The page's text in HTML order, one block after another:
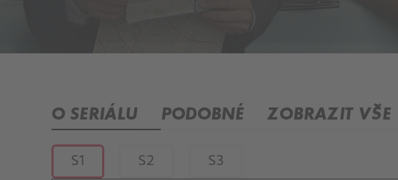
O SERIÁLU PODOBNÉ ZOBRAZIT VŠE
S1 S2 S3